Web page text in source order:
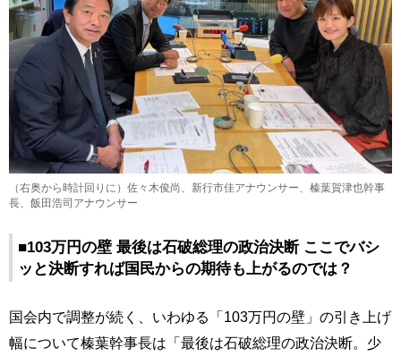
（右奥から時計回りに）佐々木俊尚、新行市佳アナウンサー、榛葉賀津也幹事
長、飯田浩司アナウンサー
■103万円の壁 最後は石破総理の政治決断 ここでバシ
ッと決断すれば国民からの期待も上がるのでは？
国会内で調整が続く、いわゆる「103万円の壁」の引き上げ
幅について榛葉幹事長は「最後は石破総理の政治決断。少